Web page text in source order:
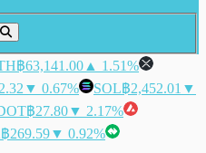
฿63,141.00 ▲ 1.51%
▼ 0.67% SOL฿2,452.01 ▼
฿27.80▼ 2.17%
฿269.59▼ 0.92%